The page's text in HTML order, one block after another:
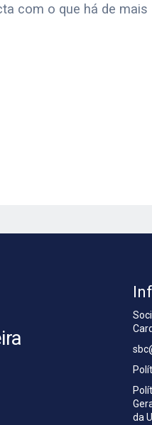
com o que há de mais
da